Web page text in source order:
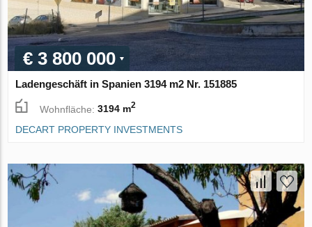
€ 3 800 000
Ladengeschäft in Spanien 3194 m2 Nr. 151885
Wohnfläche:3194 m2
DECART PROPERTY INVESTMENTS